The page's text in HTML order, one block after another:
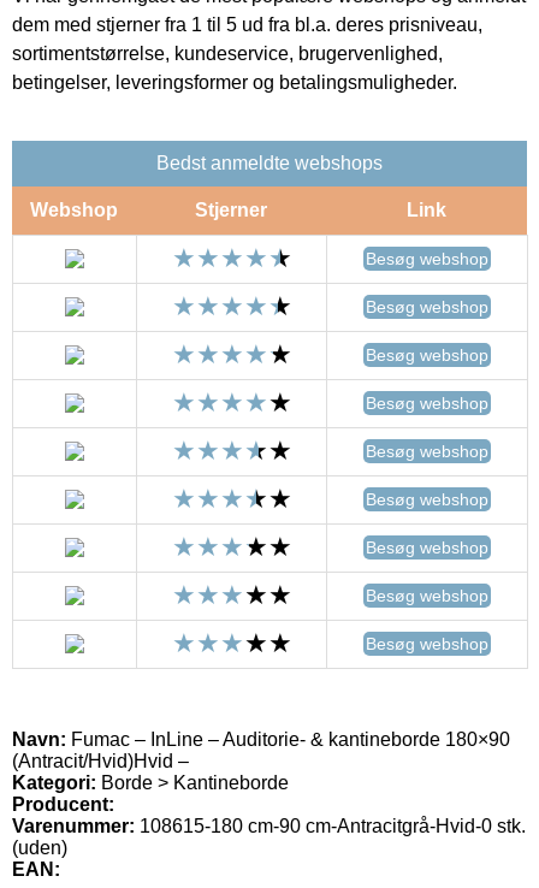
dem med stjerner fra 1 til 5 ud fra bl.a. deres prisniveau,
sortimentstørrelse, kundeservice, brugervenlighed,
betingelser, leveringsformer og betalingsmuligheder.
Bedst anmeldte webshops
Webshop Stjerner Link
Besøg webshop
Besøg webshop
Besøg webshop
Besøg webshop
Besøg webshop
Besøg webshop
Besøg webshop
Besøg webshop
Besøg webshop
Navn: Fumac – InLine – Auditorie- & kantineborde 180×90
(Antracit/Hvid)Hvid –
Kategori: Borde > Kantineborde
Producent:
Varenummer: 108615-180 cm-90 cm-Antracitgrå-Hvid-0 stk.
(uden)
EAN: